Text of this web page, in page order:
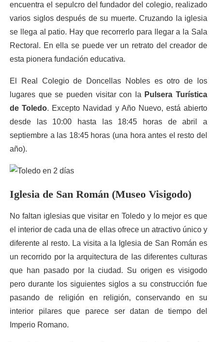
encuentra el sepulcro del fundador del colegio, realizado
varios siglos después de su muerte. Cruzando la iglesia
se llega al patio. Hay que recorrerlo para llegar a la Sala
Rectoral. En ella se puede ver un retrato del creador de
esta pionera fundación educativa.
El Real Colegio de Doncellas Nobles es otro de los
lugares que se pueden visitar con la Pulsera Turística
de Toledo. Excepto Navidad y Año Nuevo, está abierto
desde las 10:00 hasta las 18:45 horas de abril a
septiembre a las 18:45 horas (una hora antes el resto del
año).
Iglesia de San Román (Museo Visigodo)
No faltan iglesias que visitar en Toledo y lo mejor es que
el interior de cada una de ellas ofrece un atractivo único y
diferente al resto. La visita a la Iglesia de San Román es
un recorrido por la arquitectura de las diferentes culturas
que han pasado por la ciudad. Su origen es visigodo
pero durante los siguientes siglos a su construcción fue
pasando de religión en religión, conservando en su
interior pilares que parece ser datan de tiempo del
Imperio Romano.